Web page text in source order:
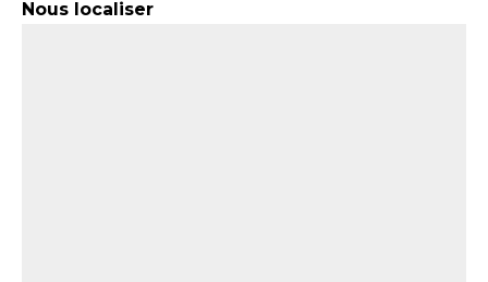
Nous localiser